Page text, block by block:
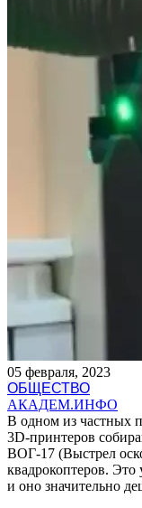
05 февраля, 2023
ОБЩЕСТВО
АКАДЕМ.ИНФО
В одном из частных
3D-принтеров
ВОГ-17 (Выстрел
квадрокоптеров. Это
и оно значительно